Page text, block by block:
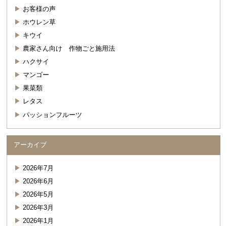
お客様の声
ホウレン草
キウイ
農家さん向け 作物ごと施用法
ハクサイ
マンゴー
果菜類
レタス
パッションフルーツ
アーカイブ
2026年7月
2026年6月
2026年5月
2026年3月
2026年1月